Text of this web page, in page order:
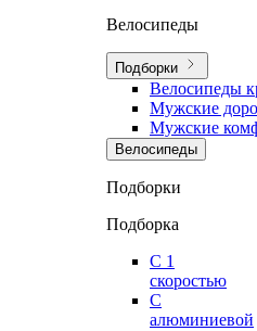
Велосипеды
Подборки
Велосипеды
Мужские
Мужские
Велосипеды
Подборки
Подборка
С 1
скоростью
С
алюминиевой